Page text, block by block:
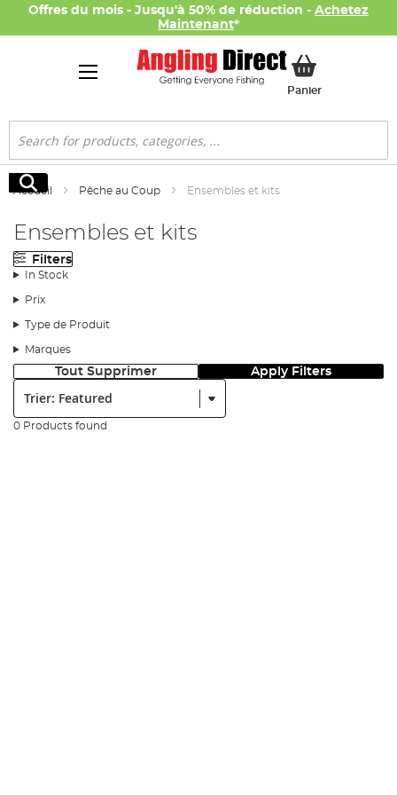
Offres du mois - Jusqu'à 50% de réduction - Achetez
Maintenant*
PanierMon panier
Rechercher
Rechercher
Accueil Pêche au Coup Ensembles et kits
Ensembles et kits
Filters
In Stock
Prix
Type de Produit
Marques
Tout Supprimer Apply Filters
0 Products found